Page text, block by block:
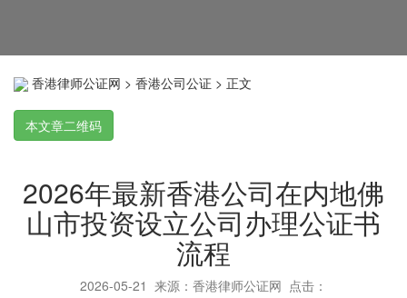
香港律师公证网 > 香港公司公证 > 正文
本文章二维码
2026年最新香港公司在内地佛
山市投资设立公司办理公证书
流程
2026-05-21 来源：香港律师公证网 点击：